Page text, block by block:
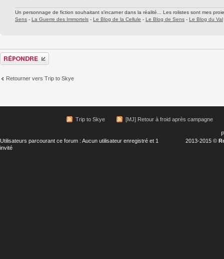
Un personnage de fiction souhaitant s'incarner dans la réalité... Les rolistes sont mes
Sens - La Guerre des Immortels - Le Blog de la Cellule - Le Blog de Sens - Le Blog du Val
Répondre
Retourner vers Trip to Skye
Trip to Skye [MJ] Retour à froid après campagne
Utilisateurs parcourant ce forum : Aucun utilisateur enregistré et 1
invité
2013-2015 ©